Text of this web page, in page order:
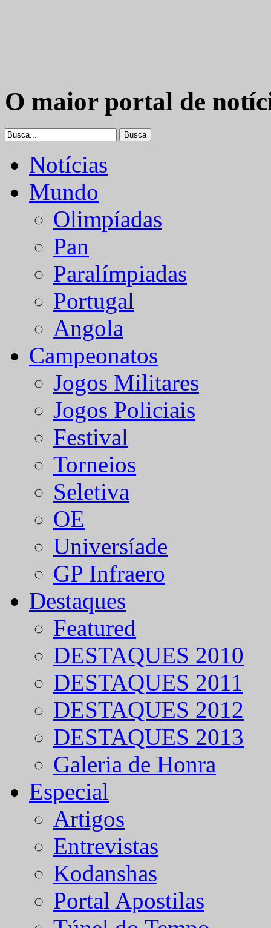
O maior portal de
Notícias
Mundo
Olimpíadas
Pan
Paralímpiadas
Portugal
Angola
Campeonatos
Jogos Militares
Jogos Policiais
Festival
Torneios
Seletiva
OE
Universíade
GP Infraero
Destaques
Featured
DESTAQUES 2010
DESTAQUES 2011
DESTAQUES 2012
DESTAQUES 2013
Galeria de Honra
Especial
Artigos
Entrevistas
Kodanshas
Portal Apostilas